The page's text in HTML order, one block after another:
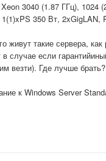
3040 (1.87 ГГц), 1024
350 Вт, 2xGigLAN,
живут такие сервера,
случае если
везти). Где лучше брать?
к Windows Server